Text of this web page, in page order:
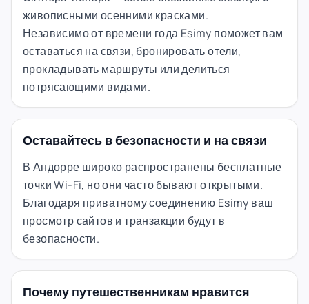
живописными осенними красками.
Независимо от времени года Esimy поможет вам
оставаться на связи, бронировать отели,
прокладывать маршруты или делиться
потрясающими видами.
Оставайтесь в безопасности и на связи
В Андорре широко распространены бесплатные
точки Wi-Fi, но они часто бывают открытыми.
Благодаря приватному соединению Esimy ваш
просмотр сайтов и транзакции будут в
безопасности.
Почему путешественникам нравится